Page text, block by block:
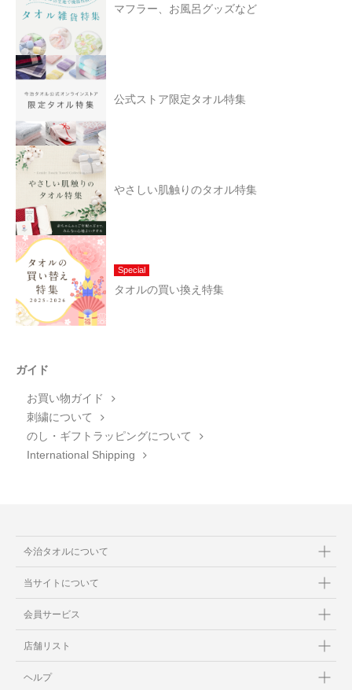
マフラー、お風呂グッズなど
公式ストア限定タオル特集
やさしい肌触りのタオル特集
Special
タオルの買い換え特集
ガイド
お買い物ガイド
刺繍について
のし・ギフトラッピングについて
International Shipping
今治タオルについて
当サイトについて
会員サービス
店舗リスト
ヘルプ